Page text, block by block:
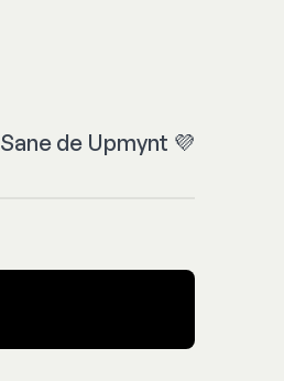
Sane de Upmynt 💜